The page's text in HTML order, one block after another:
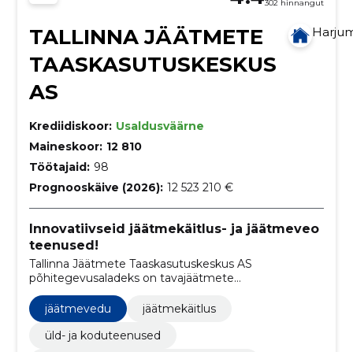
302 hinnangut
TALLINNA JÄÄTMETE
TAASKASUTUSKESKUS
AS
Krediidiskoor: Usaldusväärne
Maineskoor: 12 810
Töötajaid: 98
Prognooskäive (2026): 12 523 210 €
Innovatiivseid jäätmekäitlus- ja jäätmeveo
teenused!
Tallinna Jäätmete Taaskasutuskeskus AS
põhitegevusaladeks on tavajäätmete
taaskasutamine ja kõrvaldamine.
jäätmevedu
jäätmekäitlus
üld- ja koduteenused